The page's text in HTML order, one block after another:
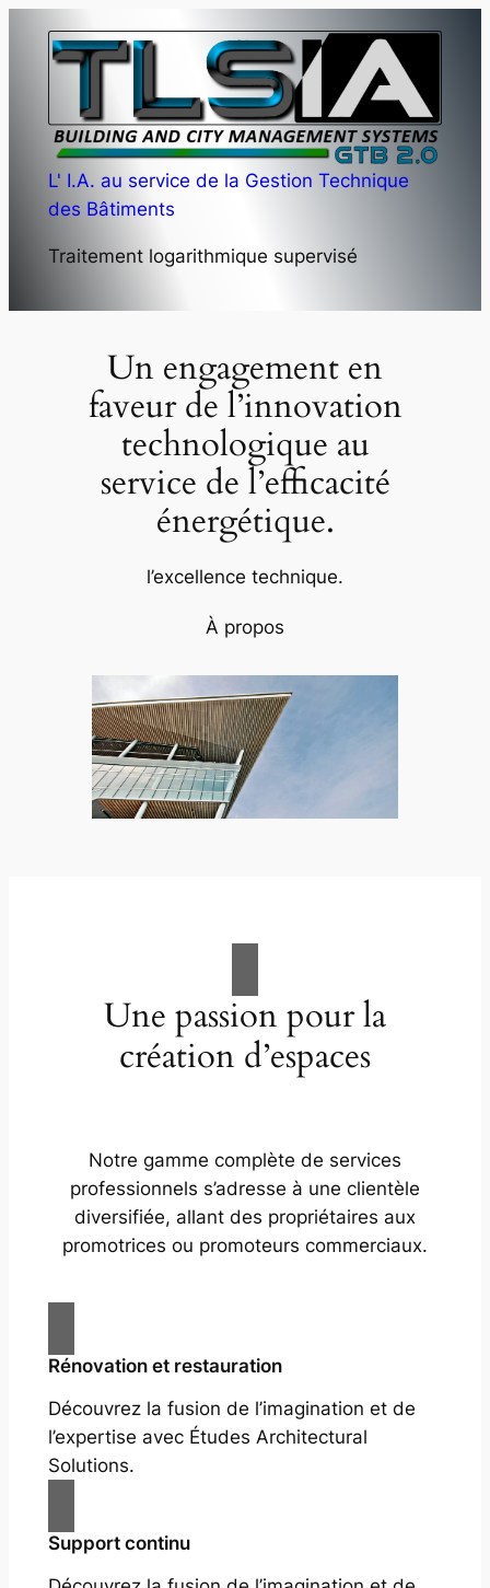
L' I.A. au service de la Gestion Technique
des Bâtiments
Traitement logarithmique supervisé
Un engagement en
faveur de l’innovation
technologique au
service de l’efficacité
énergétique.
l’excellence technique.
À propos
Une passion pour la
création d’espaces
Notre gamme complète de services
professionnels s’adresse à une clientèle
diversifiée, allant des propriétaires aux
promotrices ou promoteurs commerciaux.
Rénovation et restauration
Découvrez la fusion de l’imagination et de
l’expertise avec Études Architectural
Solutions.
Support continu